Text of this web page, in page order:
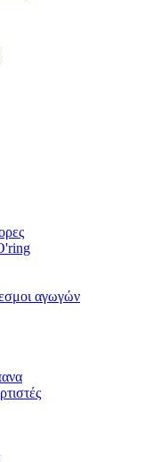
αγωγών